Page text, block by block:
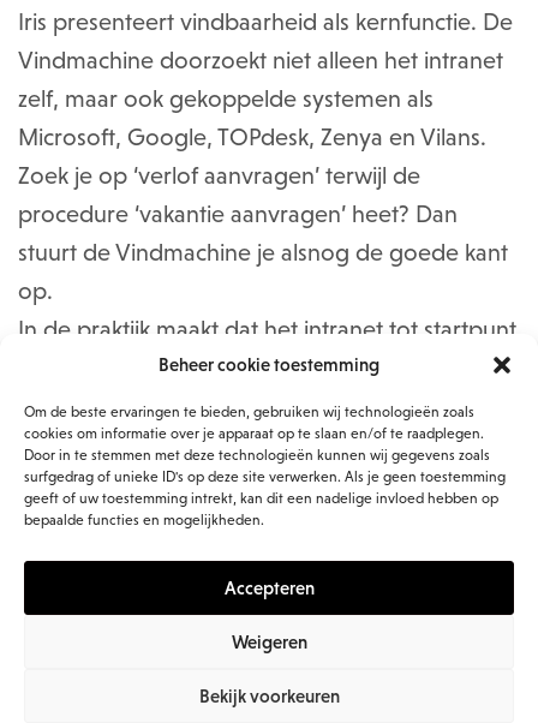
Beheer cookie toestemming
Om de beste ervaringen te bieden, gebruiken wij technologieën zoals
cookies om informatie over je apparaat op te slaan en/of te raadplegen.
Door in te stemmen met deze technologieën kunnen wij gegevens zoals
surfgedrag of unieke ID's op deze site verwerken. Als je geen toestemming
geeft of uw toestemming intrekt, kan dit een nadelige invloed hebben op
bepaalde functies en mogelijkheden.
Accepteren
Weigeren
Bekijk voorkeuren
Iris presenteert vindbaarheid als kernfunctie. De
Vindmachine doorzoekt niet alleen het intranet
zelf, maar ook gekoppelde systemen als
Microsoft, Google, TOPdesk, Zenya en Vilans.
Zoek je op ‘verlof aanvragen’ terwijl de
procedure ‘vakantie aanvragen’ heet? Dan
stuurt de Vindmachine je alsnog de goede kant
op.
In de praktijk maakt dat het intranet tot startpunt
van de werkdag: even snel het juiste document,
de juiste collega of de juiste procedure erbij
pakken, zonder te hoeven onthouden waar het
ook alweer stond.